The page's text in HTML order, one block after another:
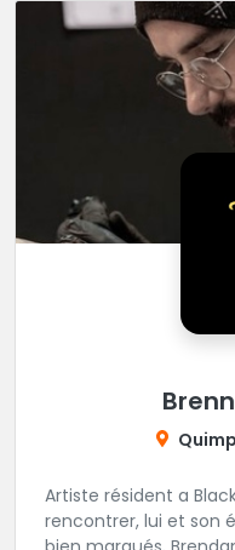
Artiste résident a
rencontrer, lui et son